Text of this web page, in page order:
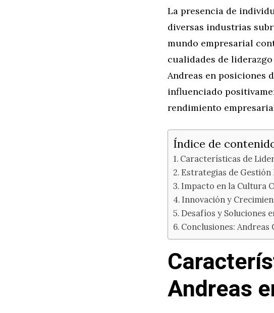
La presencia de
diversas industrias
mundo empresarial
cualidades de
Andreas en posiciones
influenciado
rendimiento
Índice de
Características de
Estrategias de
Impacto en la Cultura
Innovación y
Desafíos y Soluciones
Conclusiones:
Andreas